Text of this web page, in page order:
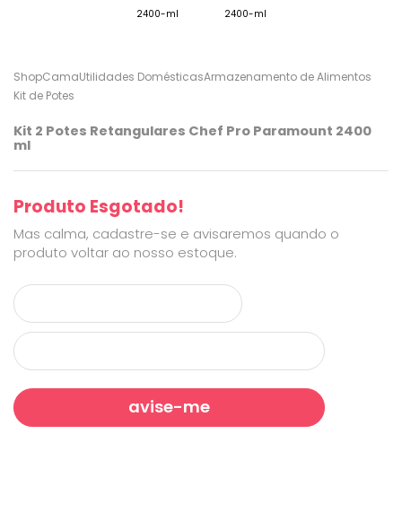
ShopCamaUtilidades DomésticasArmazenamento de Alimentos
Kit de Potes
Kit 2 Potes Retangulares Chef Pro Paramount 2400
ml
Produto Esgotado!
Mas calma, cadastre-se e avisaremos quando o
produto voltar ao nosso estoque.